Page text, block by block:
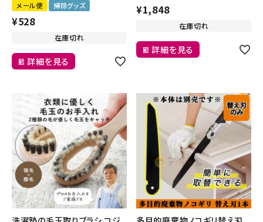
メール便 掃除グッズ
¥528
在庫切れ
詳細を見る
¥1,848
在庫切れ
詳細を見る